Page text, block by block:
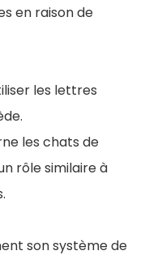
en raison de
les lettres
les chats de
rôle similaire à
son système de